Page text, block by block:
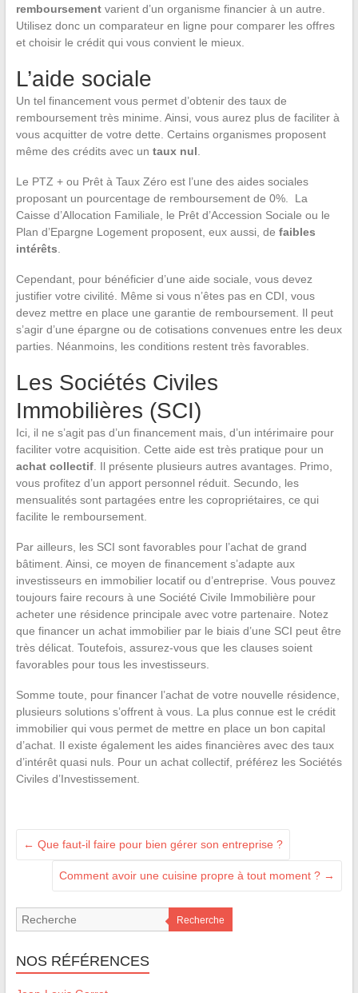
remboursementvarient d’un organisme financier à un autre.
Utilisez donc un comparateur en ligne pour comparer les offres
et choisir le crédit qui vous convient le mieux.
L’aide sociale
Un tel financement vous permet d’obtenir des taux de
remboursement très minime. Ainsi, vous aurez plus de faciliter à
vous acquitter de votre dette. Certains organismes proposent
même des crédits avec un taux nul.
Le PTZ + ou Prêt à Taux Zéro est l’une des aides sociales
proposant un pourcentage de remboursement de 0%. La
Caisse d’Allocation Familiale, le Prêt d’Accession Sociale ou le
Plan d’Epargne Logement proposent, eux aussi, de faibles
intérêts.
Cependant, pour bénéficier d’une aide sociale, vous devez
justifier votre civilité. Même si vous n’êtes pas en CDI, vous
devez mettre en place une garantie de remboursement. Il peut
s’agir d’une épargne ou de cotisations convenues entre les deux
parties. Néanmoins, les conditions restent très favorables.
Les Sociétés Civiles
Immobilières (SCI)
Ici, il ne s’agit pas d’un financement mais, d’un intérimaire pour
faciliter votre acquisition. Cette aide est très pratique pour un
achat collectif. Il présente plusieurs autres avantages. Primo,
vous profitez d’un apport personnel réduit. Secundo, les
mensualités sont partagées entre les copropriétaires, ce qui
facilite le remboursement.
Par ailleurs, les SCI sont favorables pour l’achat de grand
bâtiment. Ainsi, ce moyen de financement s’adapte aux
investisseurs en immobilier locatif ou d’entreprise. Vous pouvez
toujours faire recours à une Société Civile Immobilière pour
acheter une résidence principale avec votre partenaire. Notez
que financer un achat immobilier par le biais d’une SCI peut être
très délicat. Toutefois, assurez-vous que les clauses soient
favorables pour tous les investisseurs.
Somme toute, pour financer l’achat de votre nouvelle résidence,
plusieurs solutions s’offrent à vous. La plus connue est le crédit
immobilier qui vous permet de mettre en place un bon capital
d’achat. Il existe également les aides financières avec des taux
d’intérêt quasi nuls. Pour un achat collectif, préférez les Sociétés
Civiles d’Investissement.
← Que faut-il faire pour bien gérer son entreprise ?
Comment avoir une cuisine propre à tout moment ? →
Recherche
NOS RÉFÉRENCES